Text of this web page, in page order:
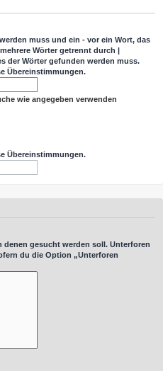
muss und ein - vor ein Wort, das
Wörter getrennt durch |
der Wörter gefunden werden muss.
Übereinstimmungen.
wie angegeben verwenden
Übereinstimmungen.
denen gesucht werden soll. Unterforen
du die Option „Unterforen